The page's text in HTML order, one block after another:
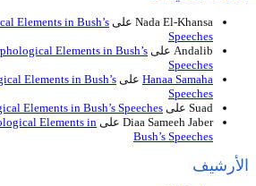
Nada El-Khansa على Elements in Bush’s
Speeches
Andalib على Elements in Bush’s
Speeches
Hanaa Samaha على Elements in Bush’s
Speeches
Suad على Elements in Bush’s Speeches
Diaa Sameeh Jaber على Elements in
Bush’s Speeches
الأرشيف